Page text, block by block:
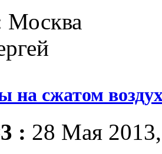
Москва
на сжатом
: 28 Мая